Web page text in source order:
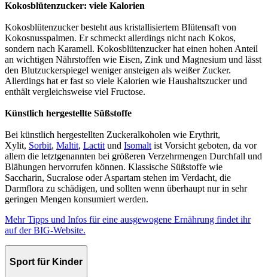
Kokosblütenzucker: viele Kalorien
Kokosblütenzucker besteht aus kristallisiertem Blütensaft von
Kokosnusspalmen. Er schmeckt allerdings nicht nach Kokos,
sondern nach Karamell. Kokosblütenzucker hat einen hohen Anteil
an wichtigen Nährstoffen wie Eisen, Zink und Magnesium und lässt
den Blutzuckerspiegel weniger ansteigen als weißer Zucker.
Allerdings hat er fast so viele Kalorien wie Haushaltszucker und
enthält vergleichsweise viel Fructose.
Künstlich hergestellte Süßstoffe
Bei künstlich hergestellten Zuckeralkoholen wie Erythrit,
Xylit, Sorbit, Maltit, Lactit und Isomalt ist Vorsicht geboten, da vor
allem die letztgenannten bei größeren Verzehrmengen Durchfall und
Blähungen hervorrufen können. Klassische Süßstoffe wie
Saccharin, Sucralose oder Aspartam stehen im Verdacht, die
Darmflora zu schädigen, und sollten wenn überhaupt nur in sehr
geringen Mengen konsumiert werden.
Mehr Tipps und Infos für eine ausgewogene Ernährung findet ihr
auf der BIG-Website.
Sport für Kinder